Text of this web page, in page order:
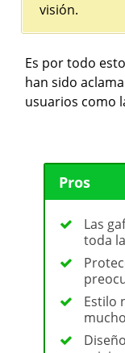
visión.
Es por todo
han sido
usuarios como
Pros
Las
toda
Estilo